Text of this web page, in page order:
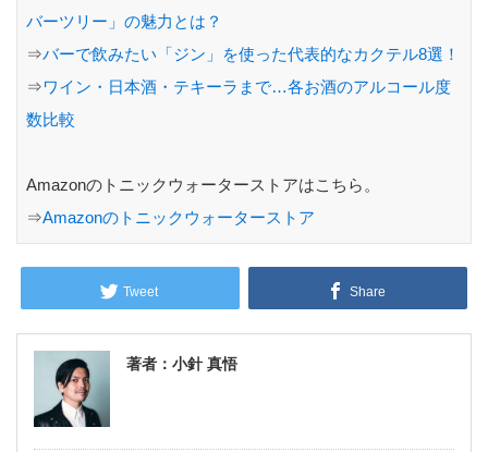
バーツリー」の魅力とは？
⇒バーで飲みたい「ジン」を使った代表的なカクテル8選！
⇒ワイン・日本酒・テキーラまで…各お酒のアルコール度
数比較
Amazonのトニックウォーターストアはこちら。
⇒Amazonのトニックウォーターストア
Tweet Share
著者：小針 真悟